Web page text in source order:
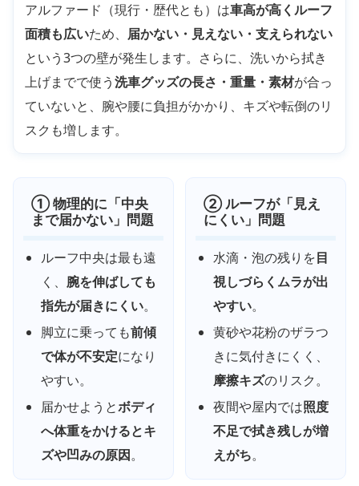
アルファード（現行・歴代とも）は車高が高くルーフ
面積も広いため、 届かない・見えない・支えられない
という3つの壁が発生します。さらに、洗いから拭き
上げまでで使う洗車グッズの長さ・重量・素材が合っ
ていないと、腕や腰に負担がかかり、キズや転倒のリ
スクも増します。
① 物理的に「中央
まで届かない」問題
ルーフ中央は最も遠
く、 腕を伸ばしても
指先が届きにくい。
脚立に乗っても前傾
で体が不安定になり
やすい。
届かせようとボディ
へ体重をかけるとキ
ズや凹みの原因。
② ルーフが「見え
にくい」問題
水滴・泡の残りを目
視しづらくムラが出
やすい。
黄砂や花粉のザラつ
きに気付きにくく、
摩擦キズのリスク。
夜間や屋内では照度
不足で拭き残しが増
えがち。